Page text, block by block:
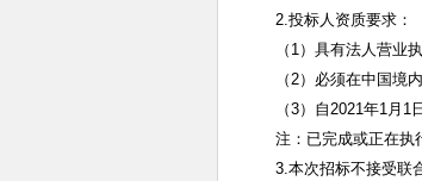
2.投标人资质要求：
（ 1）具有法人营业
（2）必须在中国境
（3）自2021年1月 1
注：已完成或正在执
3.本次招标不接受联